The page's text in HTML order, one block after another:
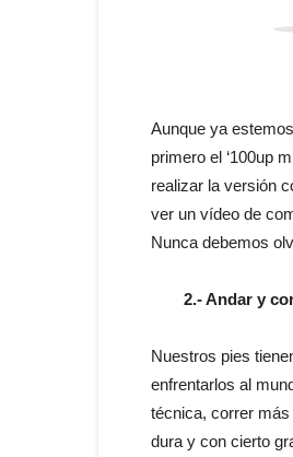
Aunque ya
primero el ‘100up
realizar la versión
ver un vídeo de
Nunca debemos
2.- Andar y
Nuestros pies
enfrentarlos al
técnica, correr
dura y con cierto